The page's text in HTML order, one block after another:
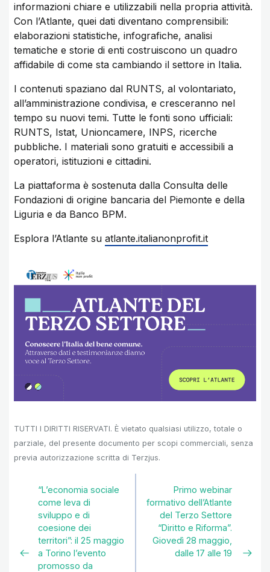
informazioni chiare e utilizzabili nella propria attività.
Con l’Atlante, quei dati diventano comprensibili:
elaborazioni statistiche, infografiche, analisi
tematiche e storie di enti costruiscono un quadro
affidabile di come sta cambiando il settore in Italia.
I contenuti spaziano dal RUNTS, al volontariato,
all’amministrazione condivisa, e cresceranno nel
tempo su nuovi temi. Tutte le fonti sono ufficiali:
RUNTS, Istat, Unioncamere, INPS, ricerche
pubbliche. I materiali sono gratuiti e accessibili a
operatori, istituzioni e cittadini.
La piattaforma è sostenuta dalla Consulta delle
Fondazioni di origine bancaria del Piemonte e della
Liguria e da Banco BPM.
Esplora l’Atlante su atlante.italianonprofit.it
TUTTI I DIRITTI RISERVATI. È vietato qualsiasi utilizzo, totale o
parziale, del presente documento per scopi commerciali, senza
previa autorizzazione scritta di Terzjus.
“L’economia sociale
come leva di
sviluppo e di
coesione dei
territori”: il 25 maggio
a Torino l’evento
promosso da
Primo webinar
formativo dell’Atlante
del Terzo Settore
“Diritto e Riforma”.
Giovedì 28 maggio,
dalle 17 alle 19